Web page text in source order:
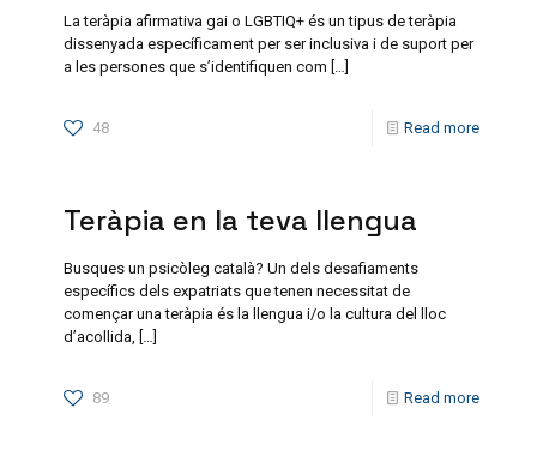
La teràpia afirmativa gai o LGBTIQ+ és un tipus de teràpia
dissenyada específicament per ser inclusiva i de suport per
a les persones que s’identifiquen com […]
48 Read more
Teràpia en la teva llengua
Busques un psicòleg català? Un dels desafiaments
específics dels expatriats que tenen necessitat de
començar una teràpia és la llengua i/o la cultura del lloc
d’acollida, […]
89 Read more